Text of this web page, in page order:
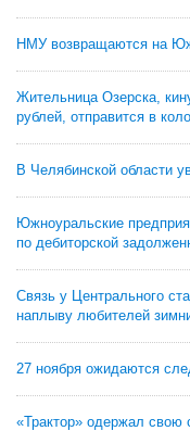
НМУ возвращаются на
Жительница Озерска,
рублей, отправится в
В Челябинской области
Южноуральские
по дебиторской
Связь у Центрального
наплыву любителей
27 ноября ожидаются
«Трактор» одержал